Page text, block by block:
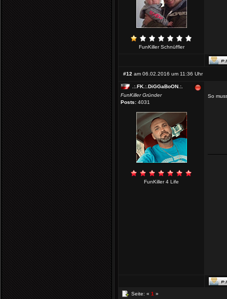
FunKiller Schnüffler
#12 am 06.02.2016 um 11:36 Uhr
.:.FK.:.DiGGaBoON.:.
FunKiller Gründer
Posts: 4031
FunKiller 4 Life
So
Seite: « 1 »